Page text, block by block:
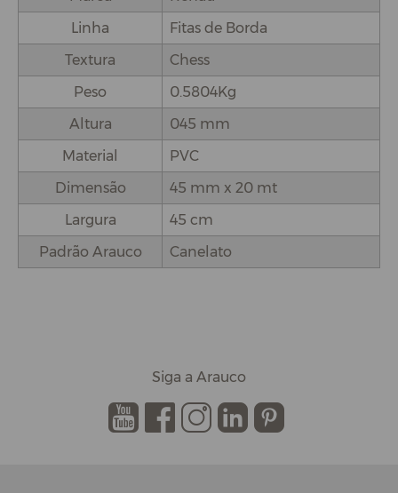
Linha
Fitas de Borda
Textura
Chess
Peso
0.5804Kg
Altura
045 mm
Material
PVC
Dimensão
45 mm x 20 mt
Largura
45 cm
Padrão Arauco
Canelato
Siga a Arauco
. . . . .